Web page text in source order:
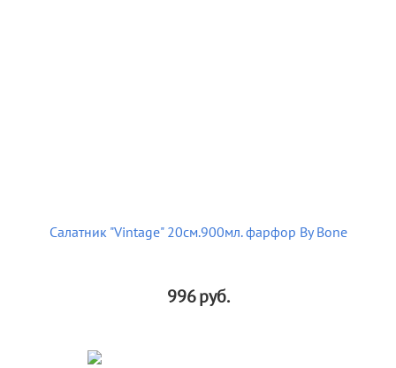
Салатник "Vintage" 20см.900мл. фарфор By Bone
996руб.